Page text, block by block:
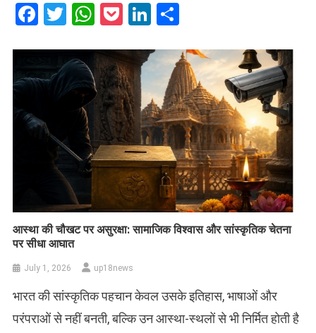
Facebook
Twitter
WhatsApp
PocketLinkedIn
आस्था की चौखट पर असुरक्षा: सामाजिक विश्वास और सांस्कृतिक चेतना
पर सीधा आघात
July 1, 2026 up18news
भारत की सांस्कृतिक पहचान केवल उसके इतिहास, भाषाओं और
परंपराओं से नहीं बनती, बल्कि उन आस्था-स्थलों से भी निर्मित होती है